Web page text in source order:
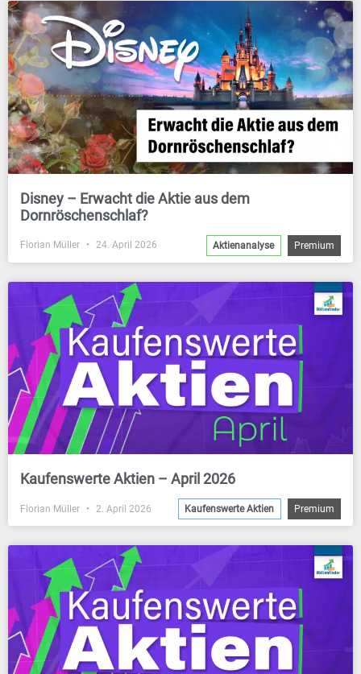
Disney – Erwacht die Aktie aus dem
Dornröschenschlaf?
Florian Müller 24. April 2026 Aktienanalyse Premium
Kaufenswerte Aktien – April 2026
Florian Müller 2. April 2026 Kaufenswerte Aktien Premium